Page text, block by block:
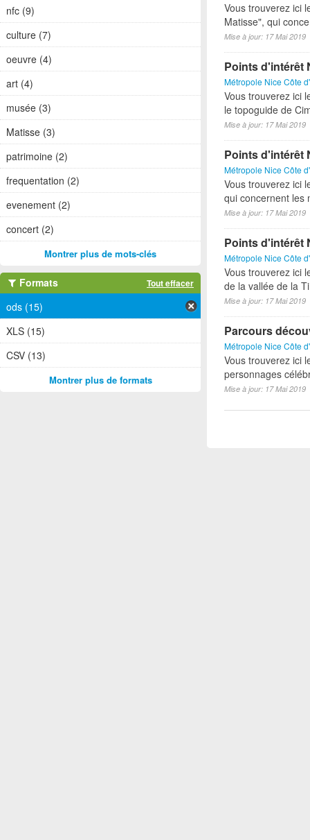
Vous trouverez ici
Matisse", qui
Mise à jour: 17 Mai 2019
Points d'intérêt
Métropole Nice Côte
Vous trouverez ici
le topoguide de
Mise à jour: 17 Mai 2019
Points d'intérêt
Métropole Nice Côte
Vous trouverez ici
qui concernent les
Mise à jour: 17 Mai 2019
Points d'intérêt
Métropole Nice Côte
Vous trouverez ici
de la vallée de la
Mise à jour: 17 Mai 2019
Parcours
Métropole Nice Côte
Vous trouverez ici
personnages
Mise à jour: 17 Mai 2019
nfc (9)
culture (7)
oeuvre (4)
art (4)
musée (3)
Matisse (3)
patrimoine (2)
frequentation (2)
evenement (2)
concert (2)
Montrer plus de mots-clés
Formats Tout effacer
ods (15)
XLS (15)
CSV (13)
Montrer plus de formats